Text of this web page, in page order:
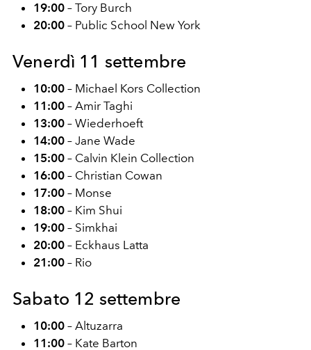
19:00 – Tory Burch
20:00 – Public School New York
Venerdì 11 settembre
10:00 – Michael Kors Collection
11:00 – Amir Taghi
13:00 – Wiederhoeft
14:00 – Jane Wade
15:00 – Calvin Klein Collection
16:00 – Christian Cowan
17:00 – Monse
18:00 – Kim Shui
19:00 – Simkhai
20:00 – Eckhaus Latta
21:00 – Rio
Sabato 12 settembre
10:00 – Altuzarra
11:00 – Kate Barton